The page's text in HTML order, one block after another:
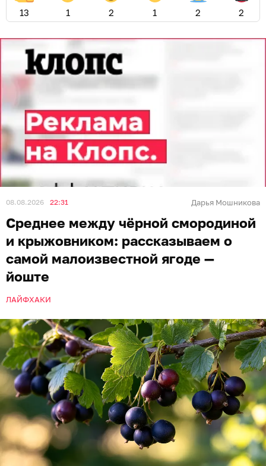
13 1 2 1 2 2
08.08.2026 22:31 Дарья Мошникова
Среднее между чёрной смородиной
и крыжовником: рассказываем о
самой малоизвестной ягоде —
йоште
ЛАЙФХАКИ